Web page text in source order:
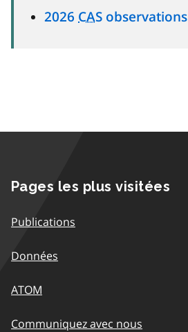
2026 CAS observations
Pages les plus visitées
Publications
Données
ATOM
Communiquez avec nous